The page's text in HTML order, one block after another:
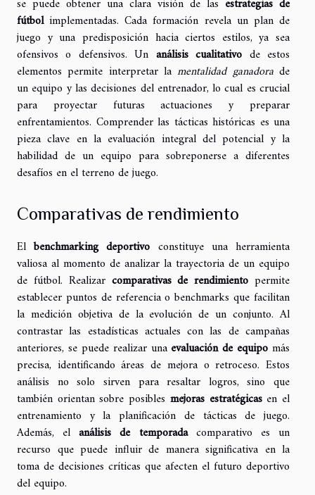
se puede obtener una clara visión de las estrategias de
fútbolimplementadas. Cada formación revela un plan de
juego y una predisposición hacia ciertos estilos, ya sea
ofensivos o defensivos. Un análisis cualitativo de estos
elementos permite interpretar lamentalidad ganadorade
un equipo y las decisiones del entrenador, lo cual es crucial
para proyectar futuras actuaciones y preparar
enfrentamientos. Comprender las tácticas históricas es una
pieza clave en la evaluación integral del potencial y la
habilidad de un equipo para sobreponerse a diferentes
desafíos en el terreno de juego.
Comparativas de rendimiento
Elbenchmarking deportivo constituye una herramienta
valiosa al momento de analizar la trayectoria de un equipo
de fútbol. Realizar comparativas de rendimiento permite
establecer puntos de referencia o benchmarks que facilitan
la medición objetiva de la evolución de un conjunto. Al
contrastar las estadísticas actuales con las de campañas
anteriores, se puede realizar una evaluación de equipo más
precisa, identificando áreas de mejora o retroceso. Estos
análisis no solo sirven para resaltar logros, sino que
también orientan sobre posibles mejoras estratégicasen el
entrenamiento y la planificación de tácticas de juego.
Además, elanálisis de temporadacomparativo es un
recurso que puede influir de manera significativa en la
toma de decisiones críticas que afecten el futuro deportivo
del equipo.